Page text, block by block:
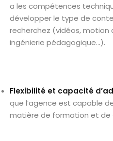
a les compétences
développer le type de
recherchez (vidéos,
ingénierie pédagogique…).
Flexibilité et capacité
que l’agence est capable
matière de formation et de